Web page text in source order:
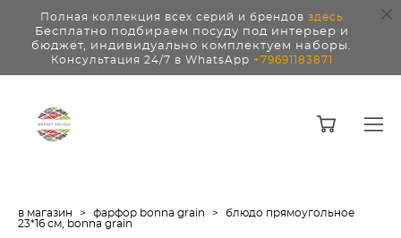
Полная коллекция всех серий и брендов здесь
Бесплатно подбираем посуду под интерьер и
бюджет, индивидуально комплектуем наборы.
Консультация 24/7 в WhatsApp +79691183871
в магазин > фарфор bonna grain >
блюдо прямоугольное
23*16 см, bonna grain